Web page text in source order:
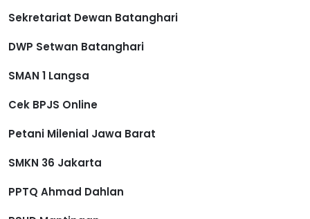
Sekretariat Dewan Batanghari
DWP Setwan Batanghari
SMAN 1 Langsa
Cek BPJS Online
Petani Milenial Jawa Barat
SMKN 36 Jakarta
PPTQ Ahmad Dahlan